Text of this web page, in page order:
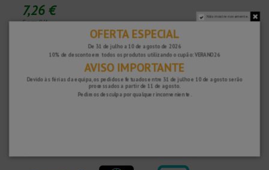
7,26 €
Sem IVA
Não mostre novamente.
OFERTA ESPECIAL
De 31 de julho a 10 de agosto de 2026
10% de desconto em todos os produtos utilizando o cupão: VERANO26
AVISO IMPORTANTE
Devido às férias da equipa, os pedidos efetuados entre 31 de julho e 10 de agosto serão
processados ​​a partir de 11 de agosto.
Pedimos desculpa por qualquer inconveniente.